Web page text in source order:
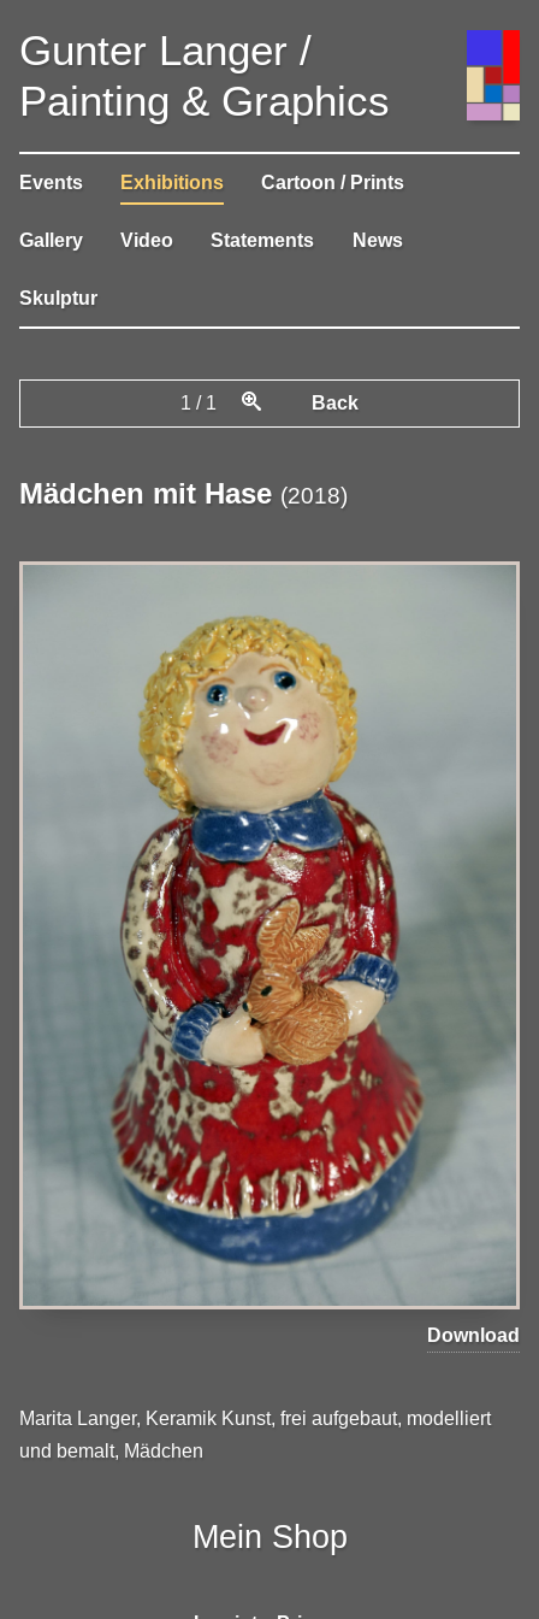
Gunter Langer /
Painting & Graphics
Events Exhibitions Cartoon / Prints
Gallery Video Statements News
Skulptur
1 / 1 Back
Mädchen mit Hase (2018)
Download
Marita Langer, Keramik Kunst, frei aufgebaut, modelliert
und bemalt, Mädchen
Mein Shop